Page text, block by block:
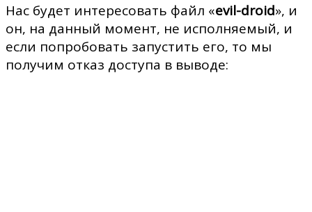
Нас будет интересовать файл «evil-droid», и
он, на данный момент, не исполняемый, и
если попробовать запустить его, то мы
получим отказ доступа в выводе: